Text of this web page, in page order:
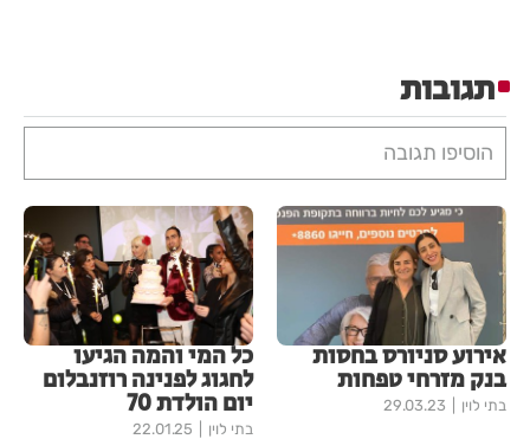
תגובות
הוסיפו תגובה
אירוע סניורס בחסות
בנק מזרחי טפחות
בתי לוין 29.03.23
כל המי והמה הגיעו
לחגוג לפנינה רוזנבלום
יום הולדת 70
בתי לוין 22.01.25